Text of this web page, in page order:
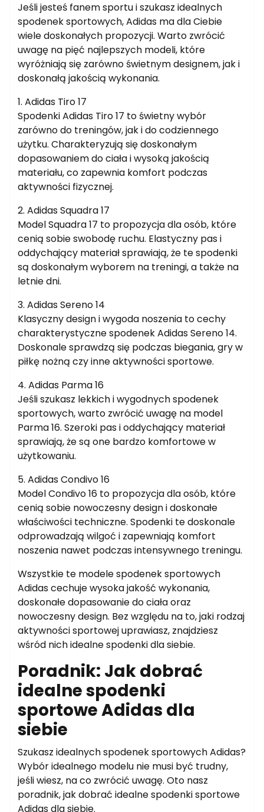
Jeśli jesteś fanem sportu i szukasz idealnych
spodenek sportowych, Adidas ma dla Ciebie
wiele doskonałych propozycji. Warto zwrócić
uwagę na pięć najlepszych modeli, które
wyróżniają się zarówno świetnym designem, jak i
doskonałą jakością wykonania.
1. Adidas Tiro 17
Spodenki Adidas Tiro 17 to świetny wybór
zarówno do treningów, jak i do codziennego
użytku. Charakteryzują się doskonałym
dopasowaniem do ciała i wysoką jakością
materiału, co zapewnia komfort podczas
aktywności fizycznej.
2. Adidas Squadra 17
Model Squadra 17 to propozycja dla osób, które
cenią sobie swobodę ruchu. Elastyczny pas i
oddychający materiał sprawiają, że te spodenki
są doskonałym wyborem na treningi, a także na
letnie dni.
3. Adidas Sereno 14
Klasyczny design i wygoda noszenia to cechy
charakterystyczne spodenek Adidas Sereno 14.
Doskonale sprawdzą się podczas biegania, gry w
piłkę nożną czy inne aktywności sportowe.
4. Adidas Parma 16
Jeśli szukasz lekkich i wygodnych spodenek
sportowych, warto zwrócić uwagę na model
Parma 16. Szeroki pas i oddychający materiał
sprawiają, że są one bardzo komfortowe w
użytkowaniu.
5. Adidas Condivo 16
Model Condivo 16 to propozycja dla osób, które
cenią sobie nowoczesny design i doskonałe
właściwości techniczne. Spodenki te doskonale
odprowadzają wilgoć i zapewniają komfort
noszenia nawet podczas intensywnego treningu.
Wszystkie te modele spodenek sportowych
Adidas cechuje wysoka jakość wykonania,
doskonałe dopasowanie do ciała oraz
nowoczesny design. Bez względu na to, jaki rodzaj
aktywności sportowej uprawiasz, znajdziesz
wśród nich idealne spodenki dla siebie.
Poradnik: Jak dobrać
idealne spodenki
sportowe Adidas dla
siebie
Szukasz idealnych spodenek sportowych Adidas?
Wybór idealnego modelu nie musi być trudny,
jeśli wiesz, na co zwrócić uwagę. Oto nasz
poradnik, jak dobrać idealne spodenki sportowe
Adidas dla siebie.